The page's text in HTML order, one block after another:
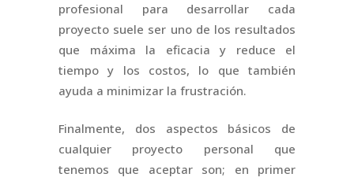
profesional para desarrollar cada
proyecto suele ser uno de los resultados
que máxima la eficacia y reduce el
tiempo y los costos, lo que también
ayuda a minimizar la frustración.
Finalmente, dos aspectos básicos de
cualquier proyecto personal que
tenemos que aceptar son; en primer